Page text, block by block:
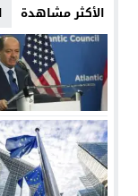
الأكثر مشاهدة